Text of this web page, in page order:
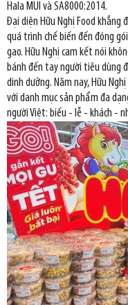
Hala MUI và SA8000:2014.
Đại diện Hữu Nghị Food khẳng
quá trình chế biến đến đóng
gao. Hữu Nghị cam kết nói
bánh đến tay người tiêu dùng
dinh dưỡng. Năm nay, Hữu
với danh mục sản phẩm đa
người Việt: biếu - lễ - khách -